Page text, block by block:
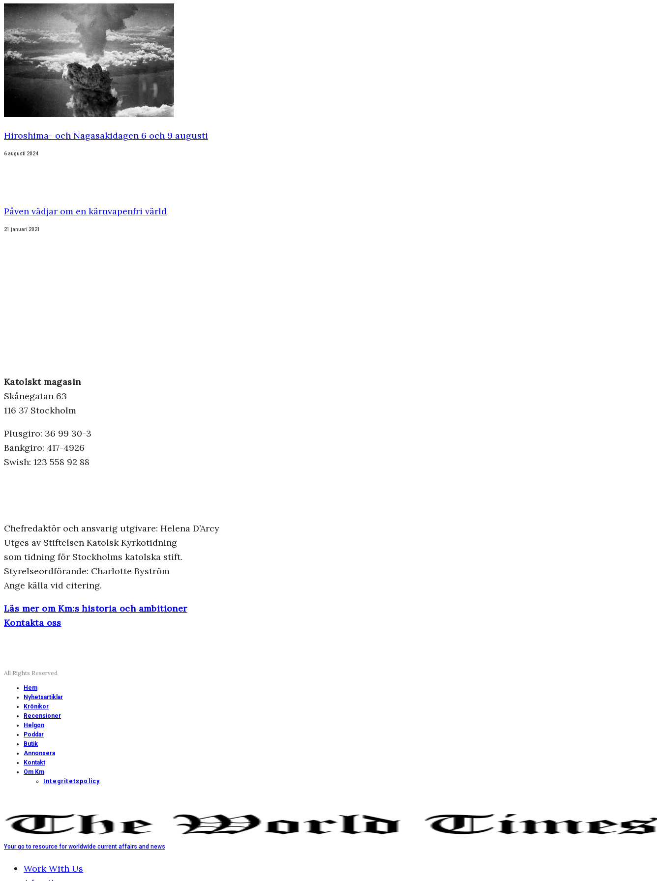
Hiroshima- och Nagasakidagen 6 och 9 augusti
6 augusti 2024
Påven vädjar om en kärnvapenfri värld
21 januari 2021
Katolskt magasin
Skånegatan 63
116 37 Stockholm
Plusgiro: 36 99 30-3
Bankgiro: 417-4926
Swish: 123 558 92 88
Chefredaktör och ansvarig utgivare: Helena D’Arcy
Utges av Stiftelsen Katolsk Kyrkotidning
som tidning för Stockholms katolska stift.
Styrelseordförande: Charlotte Byström
Ange källa vid citering.
Läs mer om Km:s historia och ambitioner
Kontakta oss
All Rights Reserved
Hem
Nyhetsartiklar
Krönikor
Recensioner
Helgon
Poddar
Butik
Annonsera
Kontakt
Om Km
Integritetspolicy
Your go to resource for worldwide current affairs and news
Work With Us